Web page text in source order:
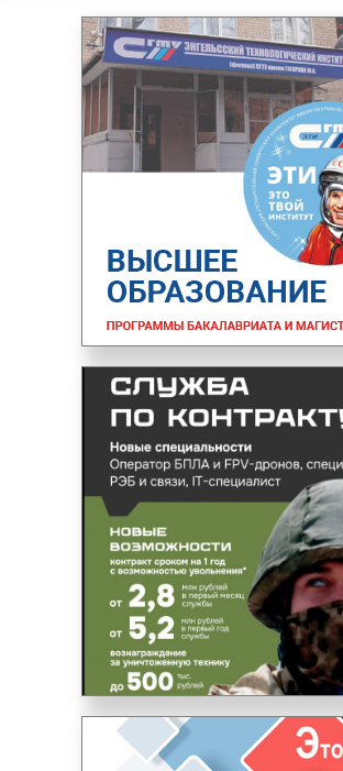
НОВЫЙ ВЫПУСК О ГЕРОЯХ СПЕЦОПЕРАЦИИ
В РЯДЫ ВОЕННОСЛУЖАЩИХ ВОЙСК
ДОПОЛНИТЕЛЬНЫЙ НАБОР
ЭТО ТВОЯ ИСТОРИЯ: ВЫПУСКНИКАМ ЭТИ
В РЕГИОНЕ ИДЕТ НАБОР НА ВОЕННУЮ СЛУЖБУ
СПЕЦИАЛИСТОВ СВЯЗИ И IT-СПЕЦИАЛИСТОВ
ПРЕСТУПНЫЕ ДЕЙСТВИЯ КИЕВСКОГО РЕЖИМА
СОЦИАЛЬНЫЕ ПОСЛЕДСТВИЯ КОРРУПЦИИ
ВЫПУСКНИКИ И СОТРУДНИКИ ЭТИ ОТМЕЧЕНЫ
ЦЕРЕМОНИИ ВРУЧЕНИЯ ДИПЛОМОВ В СГТУ